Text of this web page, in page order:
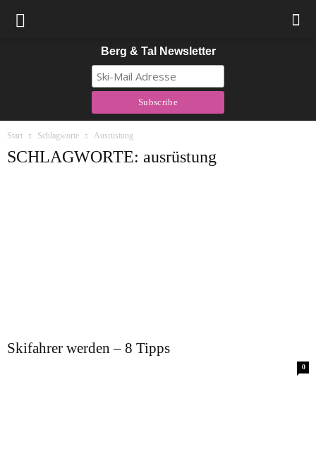
Berg & Tal Newsletter
Start Schlagworte Ausrüstung
SCHLAGWORTE: ausrüstung
Skifahrer werden – 8 Tipps
0